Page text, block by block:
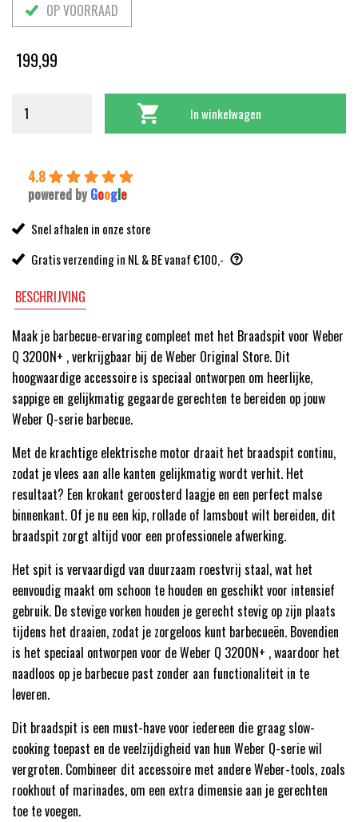
OP VOORRAAD
199,99
In winkelwagen
4.8
powered by Google
Snel afhalen in onze store
Gratis verzending in NL & BE vanaf €100,-
BESCHRIJVING
Maak je barbecue-ervaring compleet met het Braadspit voor Weber
Q 3200N+ , verkrijgbaar bij de Weber Original Store. Dit
hoogwaardige accessoire is speciaal ontworpen om heerlijke,
sappige en gelijkmatig gegaarde gerechten te bereiden op jouw
Weber Q-serie barbecue.
Met de krachtige elektrische motor draait het braadspit continu,
zodat je vlees aan alle kanten gelijkmatig wordt verhit. Het
resultaat? Een krokant geroosterd laagje en een perfect malse
binnenkant. Of je nu een kip, rollade of lamsbout wilt bereiden, dit
braadspit zorgt altijd voor een professionele afwerking.
Het spit is vervaardigd van duurzaam roestvrij staal, wat het
eenvoudig maakt om schoon te houden en geschikt voor intensief
gebruik. De stevige vorken houden je gerecht stevig op zijn plaats
tijdens het draaien, zodat je zorgeloos kunt barbecueën. Bovendien
is het speciaal ontworpen voor de Weber Q 3200N+ , waardoor het
naadloos op je barbecue past zonder aan functionaliteit in te
leveren.
Dit braadspit is een must-have voor iedereen die graag slow-
cooking toepast en de veelzijdigheid van hun Weber Q-serie wil
vergroten. Combineer dit accessoire met andere Weber-tools, zoals
rookhout of marinades, om een extra dimensie aan je gerechten
toe te voegen.